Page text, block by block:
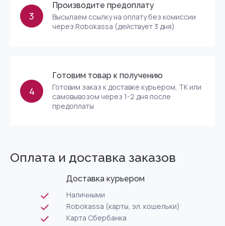
3
Производите предоплату
Высылаем ссылку на оплату без комиссии
через Robokassa (действует 3 дня)
4
Готовим товар к получению
Готовим заказ к доставке курьером, ТК или
самовывозом через 1-2 дня после
предоплаты
Оплата и доставка заказов
Доставка курьером
Наличными
Robokassa (карты, эл. кошельки)
Карта Сбербанка